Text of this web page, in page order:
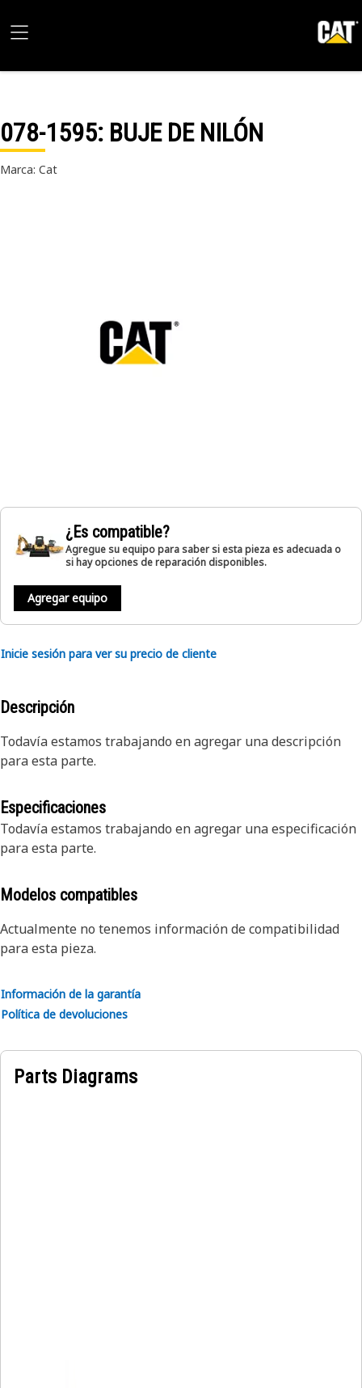
078-1595: BUJE DE NILÓN
Marca: Cat
¿Es compatible?
Agregue su equipo para saber si esta pieza es adecuada o
si hay opciones de reparación disponibles.
Agregar equipo
Inicie sesión para ver su precio de cliente
Descripción
Todavía estamos trabajando en agregar una descripción
para esta parte.
Especificaciones
Todavía estamos trabajando en agregar una especificación
para esta parte.
Modelos compatibles
Actualmente no tenemos información de compatibilidad
para esta pieza.
Información de la garantía
Política de devoluciones
Parts Diagrams